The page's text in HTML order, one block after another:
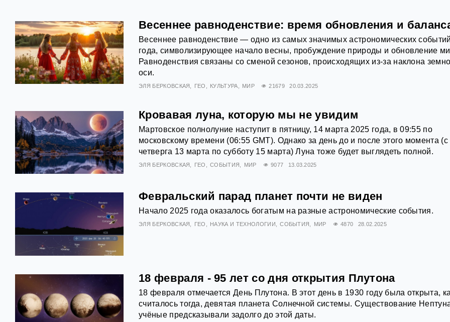
Весеннее равноденствие: время обновления и
Весеннее равноденствие — одно из самых значимых астрономических
года, символизирующее начало весны, пробуждение природы и обновление
Равноденствия связаны со сменой сезонов, происходящих из-за наклона
оси.
ЭЛЯ БЕРКОВСКАЯ ГЕО КУЛЬТУРА МИР 21679 20.03.2025
Кровавая луна, которую мы не увидим
Мартовское полнолуние наступит в пятницу, 14 марта 2025 года, в 09:55 по
московскому времени (06:55 GMT). Однако за день до и после этого момента (с
четверга 13 марта по субботу 15 марта) Луна тоже будет выглядеть полной.
ЭЛЯ БЕРКОВСКАЯ ГЕО СОБЫТИЯ МИР 9077 13.03.2025
Февральский парад планет почти не виден
Начало 2025 года оказалось богатым на разные астрономические события.
ЭЛЯ БЕРКОВСКАЯ ГЕО НАУКА И ТЕХНОЛОГИИ СОБЫТИЯ МИР 4870 28.02.2025
18 февраля - 95 лет со дня открытия Плутона
18 февраля отмечается День Плутона. В этот день в 1930 году была открыта,
считалось тогда, девятая планета Солнечной системы. Существование
учёные предсказывали задолго до этой даты.